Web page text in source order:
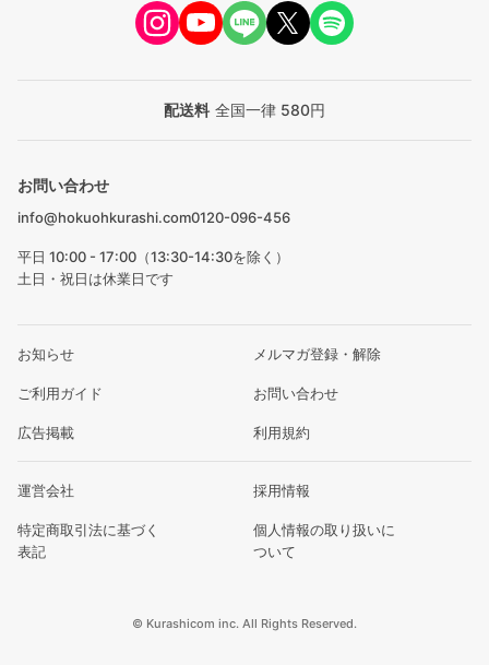
配送料 全国一律 580円
お問い合わせ
info@hokuohkurashi.com0120-096-456
平日 10:00 - 17:00（13:30-14:30を除く）
土日・祝日は休業日です
お知らせ メルマガ登録・解除
ご利用ガイド お問い合わせ
広告掲載 利用規約
運営会社 採用情報
特定商取引法に基づく
表記
個人情報の取り扱いに
ついて
© Kurashicom inc. All Rights Reserved.